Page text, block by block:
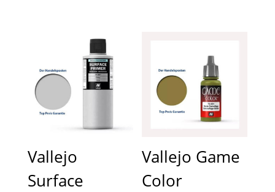
Vallejo
Surface
Vallejo Game
Color